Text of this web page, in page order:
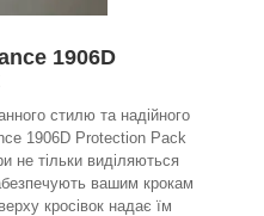
1906D
стилю та надійного
1906D Protection Pack
не тільки виділяються
вашим крокам
кросівок надає їм